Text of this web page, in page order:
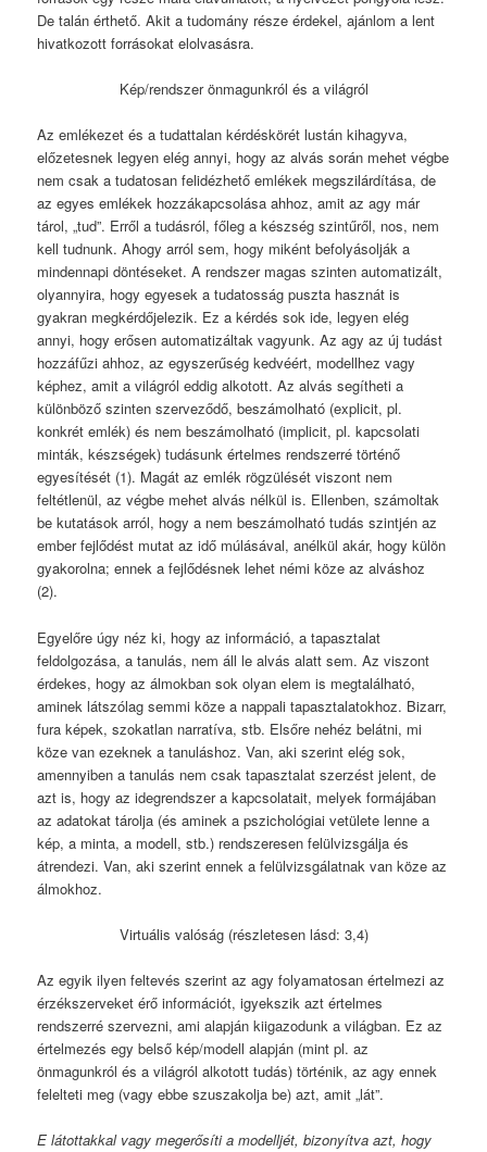
De talán érthető. Akit a tudomány része érdekel, ajánlom a lent
hivatkozott forrásokat elolvasásra.
Kép/rendszer önmagunkról és a világról
Az emlékezet és a tudattalan kérdéskörét lustán kihagyva,
előzetesnek legyen elég annyi, hogy az alvás során mehet végbe
nem csak a tudatosan felidézhető emlékek megszilárdítása, de
az egyes emlékek hozzákapcsolása ahhoz, amit az agy már
tárol, „tud”. Erről a tudásról, főleg a készség szintűről, nos, nem
kell tudnunk. Ahogy arról sem, hogy miként befolyásolják a
mindennapi döntéseket. A rendszer magas szinten automatizált,
olyannyira, hogy egyesek a tudatosság puszta hasznát is
gyakran megkérdőjelezik. Ez a kérdés sok ide, legyen elég
annyi, hogy erősen automatizáltak vagyunk. Az agy az új tudást
hozzáfűzi ahhoz, az egyszerűség kedvéért, modellhez vagy
képhez, amit a világról eddig alkotott. Az alvás segítheti a
különböző szinten szerveződő, beszámolható (explicit, pl.
konkrét emlék) és nem beszámolható (implicit, pl. kapcsolati
minták, készségek) tudásunk értelmes rendszerré történő
egyesítését (1). Magát az emlék rögzülését viszont nem
feltétlenül, az végbe mehet alvás nélkül is. Ellenben, számoltak
be kutatások arról, hogy a nem beszámolható tudás szintjén az
ember fejlődést mutat az idő múlásával, anélkül akár, hogy külön
gyakorolna; ennek a fejlődésnek lehet némi köze az alváshoz
(2).
Egyelőre úgy néz ki, hogy az információ, a tapasztalat
feldolgozása, a tanulás, nem áll le alvás alatt sem. Az viszont
érdekes, hogy az álmokban sok olyan elem is megtalálható,
aminek látszólag semmi köze a nappali tapasztalatokhoz. Bizarr,
fura képek, szokatlan narratíva, stb. Elsőre nehéz belátni, mi
köze van ezeknek a tanuláshoz. Van, aki szerint elég sok,
amennyiben a tanulás nem csak tapasztalat szerzést jelent, de
azt is, hogy az idegrendszer a kapcsolatait, melyek formájában
az adatokat tárolja (és aminek a pszichológiai vetülete lenne a
kép, a minta, a modell, stb.) rendszeresen felülvizsgálja és
átrendezi. Van, aki szerint ennek a felülvizsgálatnak van köze az
álmokhoz.
Virtuális valóság (részletesen lásd: 3,4)
Az egyik ilyen feltevés szerint az agy folyamatosan értelmezi az
érzékszerveket érő információt, igyekszik azt értelmes
rendszerré szervezni, ami alapján kiigazodunk a világban. Ez az
értelmezés egy belső kép/modell alapján (mint pl. az
önmagunkról és a világról alkotott tudás) történik, az agy ennek
felelteti meg (vagy ebbe szuszakolja be) azt, amit „lát”.
E látottakkal vagy megerősíti a modelljét, bizonyítva azt, hogy